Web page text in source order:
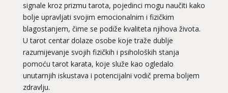
signale kroz prizmu tarota, pojedinci mogu naučiti kako
bolje upravljati svojim emocionalnim i fizičkim
blagostanjem, čime se podiže kvaliteta njihova života.
Utarot centardolaze osobe koje traže dublje
razumijevanje svojih fizičkih i psiholoških stanja
pomoću tarot karata, koje služe kao ogledalo
unutarnjih iskustava i potencijalni vodič prema boljem
zdravlju.